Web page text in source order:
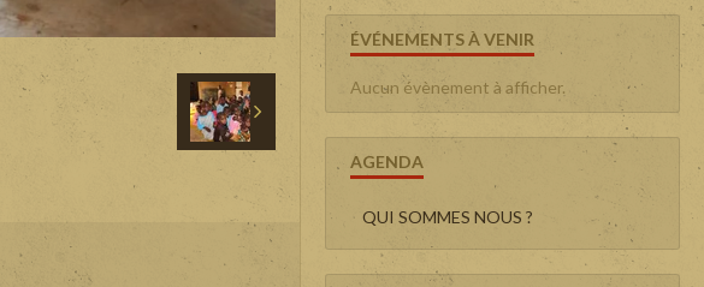
ÉVÉNEMENTS À VENIR
Aucun évènement à afficher.
AGENDA
QUI SOMMES NOUS ?